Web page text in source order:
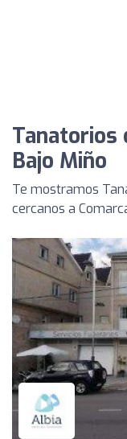
Tanatorios
Bajo Miño
Te mostramos
cercanos a